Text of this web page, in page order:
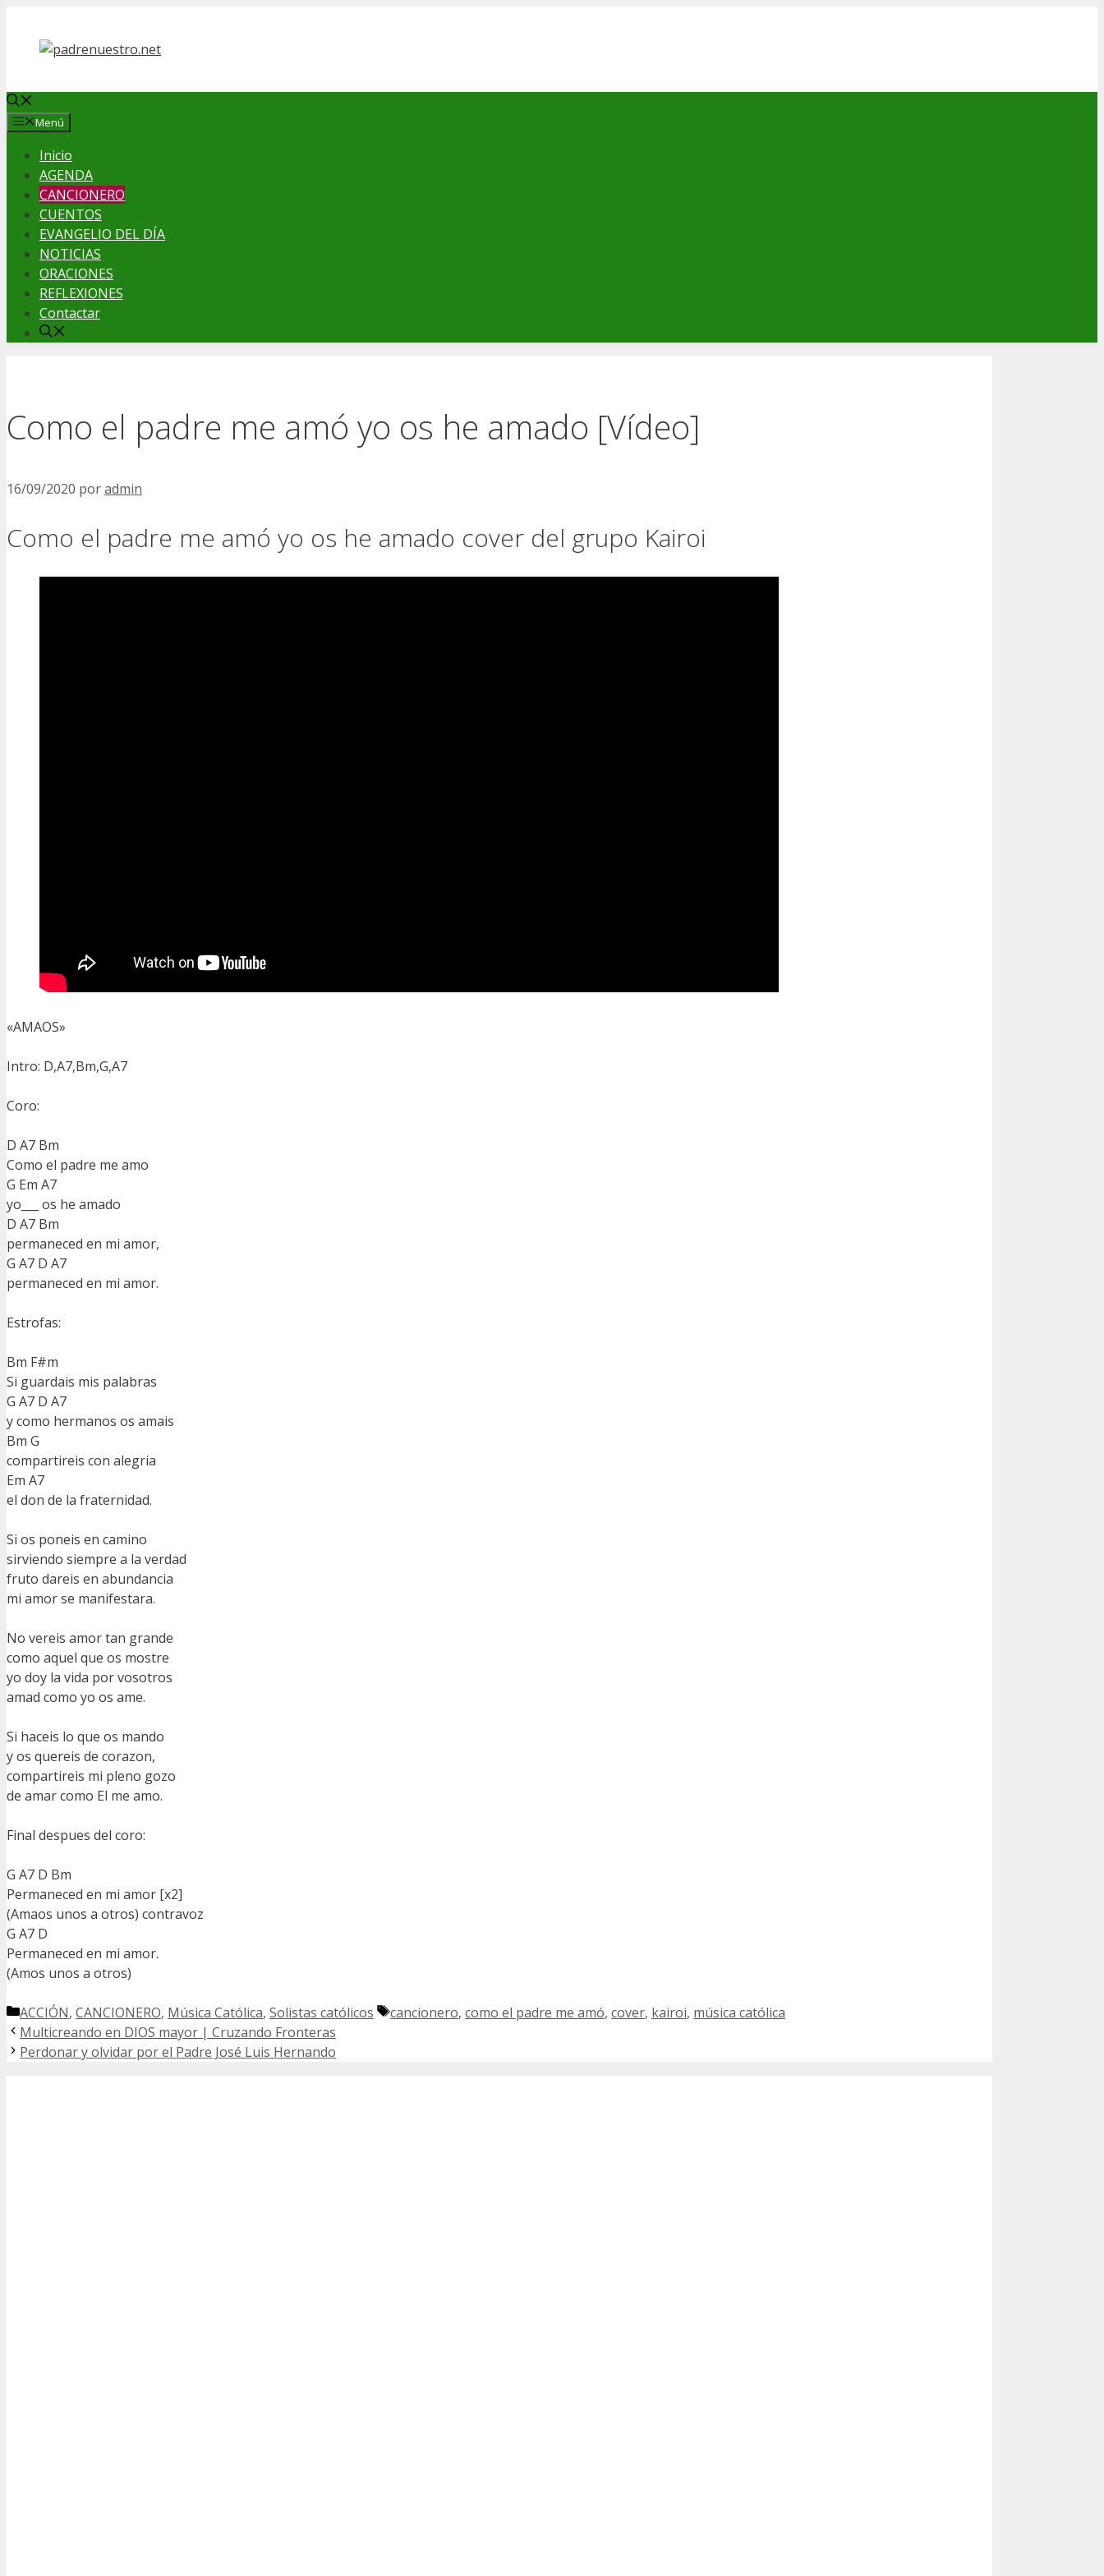
contenido
Menú
Inicio
AGENDA
CANCIONERO
CUENTOS
EVANGELIO DEL DÍA
NOTICIAS
ORACIONES
REFLEXIONES
Contactar
Como el padre me amó yo os he amado [Vídeo]
16/09/2020 poradmin
Como el padre me amó yo os he amado cover del grupo Kairoi
«AMAOS»
Intro: D,A7,Bm,G,A7
Coro:
D A7 Bm
Como el padre me amo
G Em A7
yo___ os he amado
D A7 Bm
permaneced en mi amor,
G A7 D A7
permaneced en mi amor.
Estrofas:
Bm F#m
Si guardais mis palabras
G A7 D A7
y como hermanos os amais
Bm G
compartireis con alegria
Em A7
el don de la fraternidad.
Si os poneis en camino
sirviendo siempre a la verdad
fruto dareis en abundancia
mi amor se manifestara.
No vereis amor tan grande
como aquel que os mostre
yo doy la vida por vosotros
amad como yo os ame.
Si haceis lo que os mando
y os quereis de corazon,
compartireis mi pleno gozo
de amar como El me amo.
Final despues del coro:
G A7 D Bm
Permaneced en mi amor [x2]
(Amaos unos a otros) contravoz
G A7 D
Permaneced en mi amor.
(Amos unos a otros)
Categorías
ACCIÓN, CANCIONERO, Música Católica, Solistas católicos Etiquetas
cancionero, como el padre me amó, cover, kairoi, música católica
Multicreando en DIOS mayor | Cruzando Fronteras
Perdonar y olvidar por el Padre José Luis Hernando